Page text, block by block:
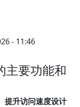
- 11:46
主要功能和
提升访问速度设计